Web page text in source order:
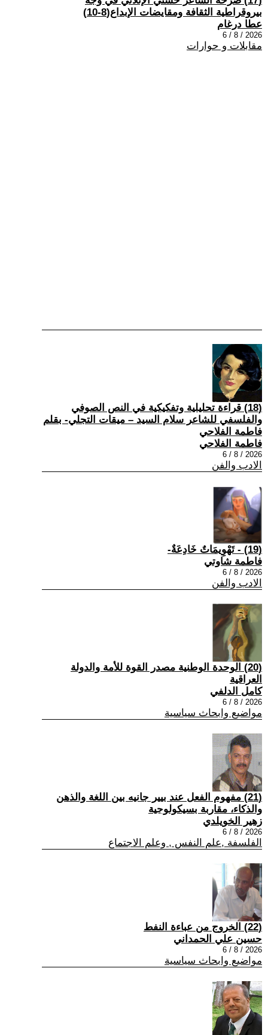
بيروقراطية الثقافة ومقايضات الإبداع(8-10)
عطا درغام
2026 / 8 / 6
مقابلات و حوارات
(18) قراءة تحليلية وتفكيكية في النص الصوفي
والفلسفي للشاعر سلام السيد – ميقات التجلي- بقلم
فاطمة الفلاحي
فاطمة الفلاحي
2026 / 8 / 6
الادب والفن
(19) - تَهْوِيمَاتٌ خَادِعَةٌ-
فاطمة شاوتي
2026 / 8 / 6
الادب والفن
(20) الوحدة الوطنية مصدر القوة للأمة والدولة
العراقية
كامل الدلفي
2026 / 8 / 6
مواضيع وابحاث سياسية
(21) مفهوم الفعل عند بيير جانيه بين اللغة والذهن
والذكاء، مقاربة بسيكولوجية
زهير الخويلدي
2026 / 8 / 6
الفلسفة ,علم النفس , وعلم الاجتماع
(22) الخروج من عباءة النفط
حسين علي الحمداني
2026 / 8 / 6
مواضيع وابحاث سياسية